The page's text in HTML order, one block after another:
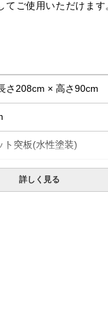
てご使用いただけ
さ208cm × 高さ90cm
ト突板(水性塗装)
詳しく見る